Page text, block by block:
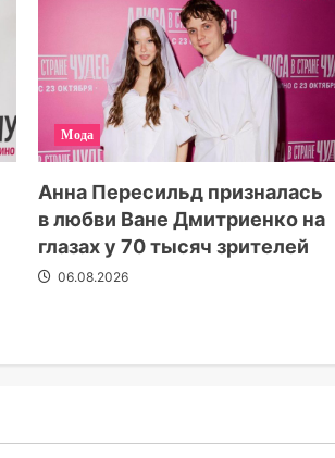
Мода
Анна Пересильд призналась
в любви Ване Дмитриенко на
глазах у 70 тысяч зрителей
06.08.2026